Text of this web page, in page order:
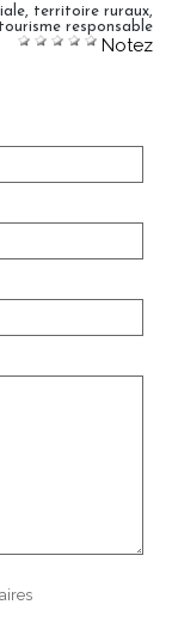
, territoire ruraux,
tourisme responsable
Notez